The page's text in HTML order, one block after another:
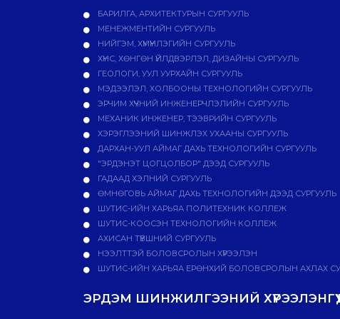
БАРИЛГА, АРХИТЕКТУРЫН СУРГУУЛЬ
МЕНЕЖМЕНТИЙН СУРГУУЛЬ
НИЙГЭМ, ХҮМҮҮНЛЭГИЙН СУРГУУЛЬ
ХҮНС, ХӨНГӨН ҮЙЛДВЭРЛЭЛ, ДИЗАЙНЫ СУРГУУЛЬ
ГЕОЛОГИ, УУЛ УУРХАЙН СУРГУУЛЬ
МЭДЭЭЛЭЛ, ХОЛБООНЫ ТЕХНОЛОГИЙН СУРГУУЛЬ
ЭРЧИМ ХҮЧНИЙ ИНЖЕНЕРЧЛЭЛИЙН СУРГУУЛЬ
МЕХАНИК ИНЖЕНЕР, ТЭЭВРИЙН СУРГУУЛЬ
ХЭРЭГЛЭЭНИЙ ШИНЖЛЭХ УХААНЫ СУРГУУЛЬ
ДАРХАН-УУЛ АЙМАГ ДАХЬ ТЕХНОЛОГИЙН СУРГУУЛЬ
"ЭРДЭНЭТ ЦОГЦОЛБОР" ДЭЭД СУРГУУЛЬ
ГАДААД ХЭЛНИЙ СУРГУУЛЬ
ӨМНӨГОВЬ АЙМАГ ДАХЬ ТЕХНОЛОГИЙН ДЭЭД СУРГУУЛЬ
ШУТИС-ИЙН ХАРЬЯА ПОЛИТЕХНИК КОЛЛЕЖ
ШУТИС-КООСЭН ТЕХНОЛОГИЙН КОЛЛЕЖ
АХИСАН ТҮВШНИЙ СУРГУУЛЬ
НЭЭЛТТЭЙ БОЛОВСРОЛЫН ХҮРЭЭЛЭН
ШУТИС-ИЙН ХАРЬЯА ЕРӨНХИЙ БОЛОВСРОЛЫН АХЛАХ
ЭРДЭМ ШИНЖИЛГЭЭНИЙ